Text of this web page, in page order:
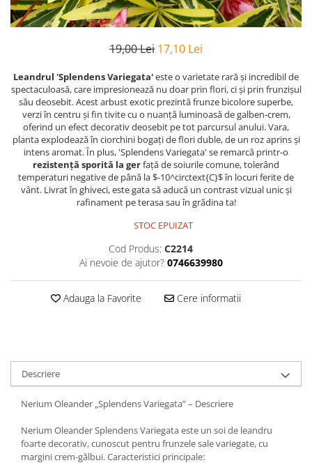
19,00 Lei 17,10 Lei
Leandrul 'Splendens Variegata'este o varietate rară și incredibil de
spectaculoasă, care impresionează nu doar prin flori, ci și prin frunzișul
său deosebit. Acest arbust exotic prezintă frunze bicolore superbe,
verzi în centru și fin tivite cu o nuanță luminoasă de galben-crem,
oferind un efect decorativ deosebit pe tot parcursul anului. Vara,
planta explodează în ciorchini bogați de flori duble, de un roz aprins și
intens aromat. În plus, 'Splendens Variegata' se remarcă printr-o
rezistență sporită la gerfață de soiurile comune, tolerând
temperaturi negative de până la $-10^circtext{C}$ în locuri ferite de
vânt. Livrat în ghiveci, este gata să aducă un contrast vizual unic și
rafinament pe terasa sau în grădina ta!
STOC EPUIZAT
Cod Produs: C2214
Ai nevoie de ajutor? 0746639980
Adauga la Favorite Cere informatii
Descriere
Nerium Oleander „Splendens Variegata” – Descriere
Nerium Oleander Splendens Variegata este un soi de leandru
foarte decorativ, cunoscut pentru frunzele sale variegate, cu
margini crem-gălbui. Caracteristici principale: